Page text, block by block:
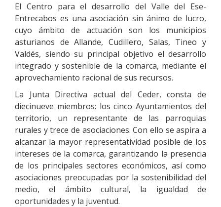
El Centro para el desarrollo del Valle del Ese-
Entrecabos es una asociación sin ánimo de lucro,
cuyo ámbito de actuación son los municipios
asturianos de Allande, Cudillero, Salas, Tineo y
Valdés, siendo su principal objetivo el desarrollo
integrado y sostenible de la comarca, mediante el
aprovechamiento racional de sus recursos.
La Junta Directiva actual del Ceder, consta de
diecinueve miembros: los cinco Ayuntamientos del
territorio, un representante de las parroquias
rurales y trece de asociaciones. Con ello se aspira a
alcanzar la mayor representatividad posible de los
intereses de la comarca, garantizando la presencia
de los principales sectores económicos, así como
asociaciones preocupadas por la sostenibilidad del
medio, el ámbito cultural, la igualdad de
oportunidades y la juventud.